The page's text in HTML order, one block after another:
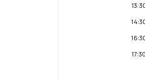
17:30